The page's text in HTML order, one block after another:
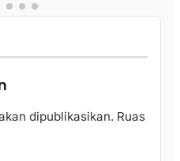
dipublikasikan. Ruas